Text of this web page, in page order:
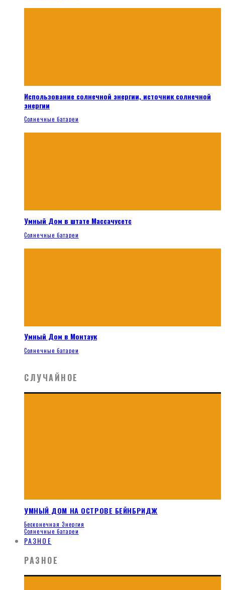
Использование солнечной энергии, источник солнечной
энергии
Солнечные батареи
Умный Дом в штате Массачусетс
Солнечные батареи
Умный Дом в Монтаук
Солнечные батареи
СЛУЧАЙНОЕ
УМНЫЙ ДОМ НА ОСТРОВЕ БЕЙНБРИДЖ
Бесконечная Энергия
Солнечные батареи
РАЗНОЕ
РАЗНОЕ